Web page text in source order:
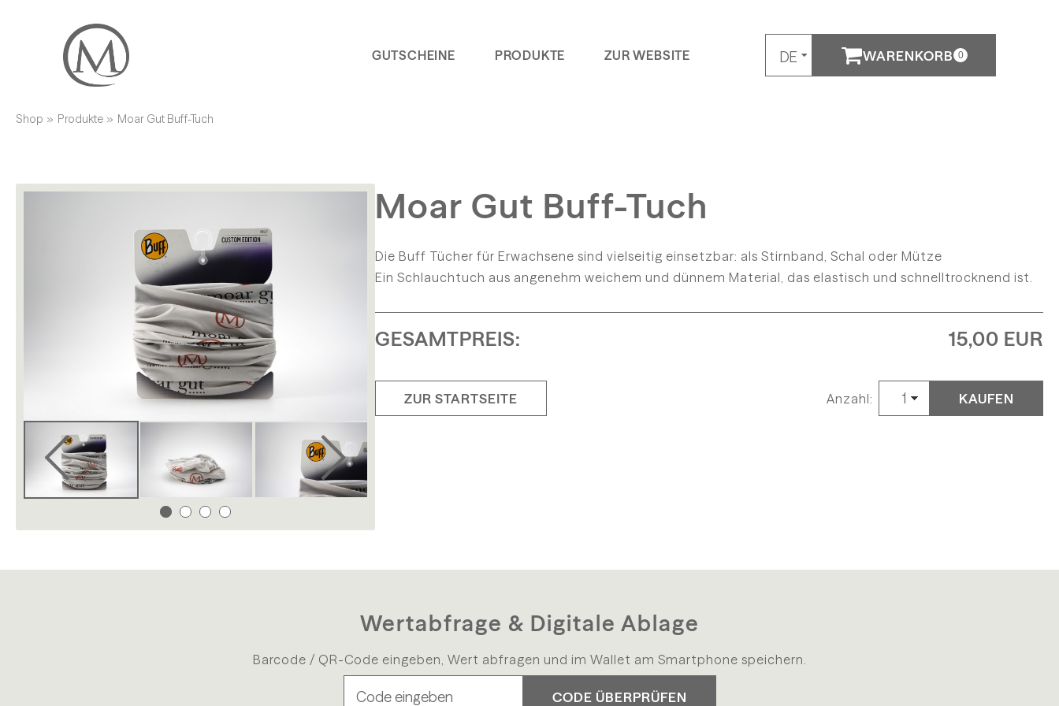
GUTSCHEINE PRODUKTE ZUR WEBSITE DE WARENKORB 0
Shop » Produkte » Moar Gut Buff-Tuch
Moar Gut Buff-Tuch
Die Buff Tücher für Erwachsene sind vielseitig einsetzbar: als Stirnband, Schal oder Mütze
Ein Schlauchtuch aus angenehm weichem und dünnem Material, das elastisch und schnelltrocknend ist.
GESAMTPREIS: 15,00 EUR
Anzahl: KAUFEN
ZUR STARTSEITE
Wertabfrage & Digitale Ablage
Barcode / QR-Code eingeben, Wert abfragen und im Wallet am Smartphone speichern.
CODE ÜBERPRÜFEN